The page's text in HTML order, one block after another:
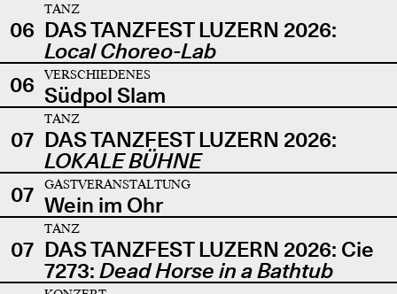
06
TANZ
DAS TANZFEST LUZERN 2026:
Local Choreo-Lab
06
VERSCHIEDENES
Südpol Slam
07
TANZ
DAS TANZFEST LUZERN 2026:
LOKALE BÜHNE
07
GASTVERANSTALTUNG
Wein im Ohr
07
TANZ
DAS TANZFEST LUZERN 2026: Cie
7273: Dead Horse in a Bathtub